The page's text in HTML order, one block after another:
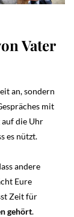
Vater
an, sondern
mit
auf die Uhr
es nützt.
andere
Eure
Zeit für
gehört.